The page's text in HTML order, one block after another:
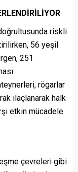
riskli
56 yeşil
251
rögarlar
ilaçlanarak halk
etkin mücadele
çevreleri gibi